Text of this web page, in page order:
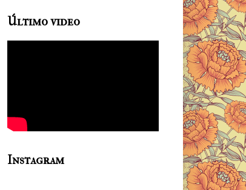
Último video
Instagram